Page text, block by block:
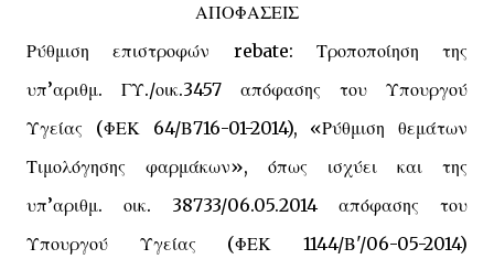
ΑΠΟΦΑΣΕΙΣ
Ρύθμιση επιστροφών rebate: Τροποποίηση της
υπ’αριθμ. ΓΥ./οικ.3457 απόφασης του Υπουργού
Υγείας (ΦΕΚ 64/Β716-01-2014), «Ρύθμιση θεμάτων
Τιμολόγησης φαρμάκων», όπως ισχύει και της
υπ’αριθμ. οικ. 38733/06.05.2014 απόφασης του
Υπουργού Υγείας (ΦΕΚ 1144/Β'/06-05-2014)